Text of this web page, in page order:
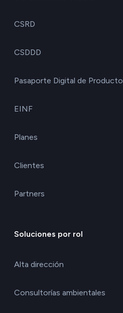
CSRD
CSDDD
Pasaporte Digital de Producto
EINF
Planes
Clientes
Partners
Soluciones por rol
Alta dirección
Consultorías ambientales